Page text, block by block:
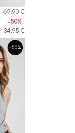
69,90 €
-50%
34,95 €
-50%